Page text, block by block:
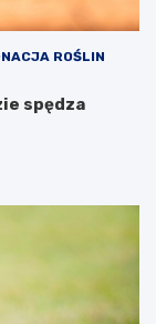
ROŚLIN
spędza